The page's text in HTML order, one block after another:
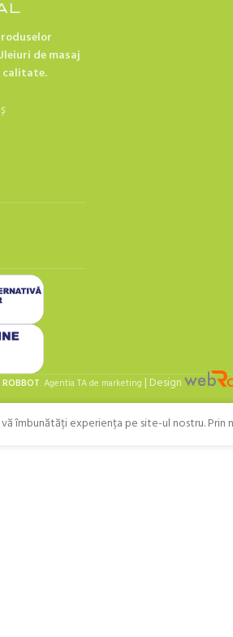
de masaj
calitate.
ROBBOT. Agentia TA de marketing | Design
îmbunătăți experiența pe site-ul nostru.